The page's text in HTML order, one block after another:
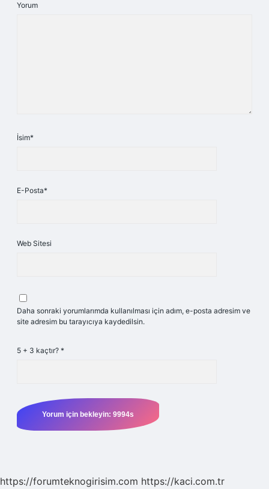
Yorum
İsim*
E-Posta*
Web Sitesi
Daha sonraki yorumlarımda kullanılması için adım, e-posta adresim ve
site adresim bu tarayıcıya kaydedilsin.
5 + 3 kaçtır? *
https://forumteknogirisim.com https://kaci.com.tr